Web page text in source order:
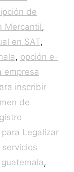
de
Mercantil,
en SAT,
, opción e-
empresa
inscribir
de
para Legalizar
servicios
,